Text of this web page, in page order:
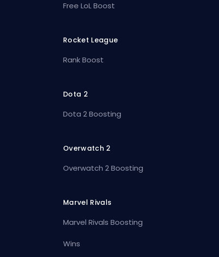
Free LoL Boost
Rocket League
Rank Boost
Dota 2
Dota 2 Boosting
Overwatch 2
Overwatch 2 Boosting
Marvel Rivals
Marvel Rivals Boosting
Wins